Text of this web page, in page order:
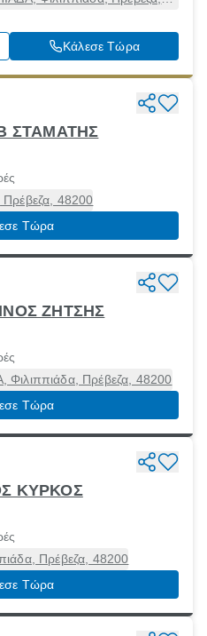
Κάλεσε Τώρα
ΣΤΑΜΑΤΗΣ
Πρέβεζα, 48200
Τώρα
ΖΗΤΣΗΣ
Φιλιππιάδα, Πρέβεζα, 48200
Τώρα
ΚΥΡΚΟΣ
Πρέβεζα, 48200
Τώρα